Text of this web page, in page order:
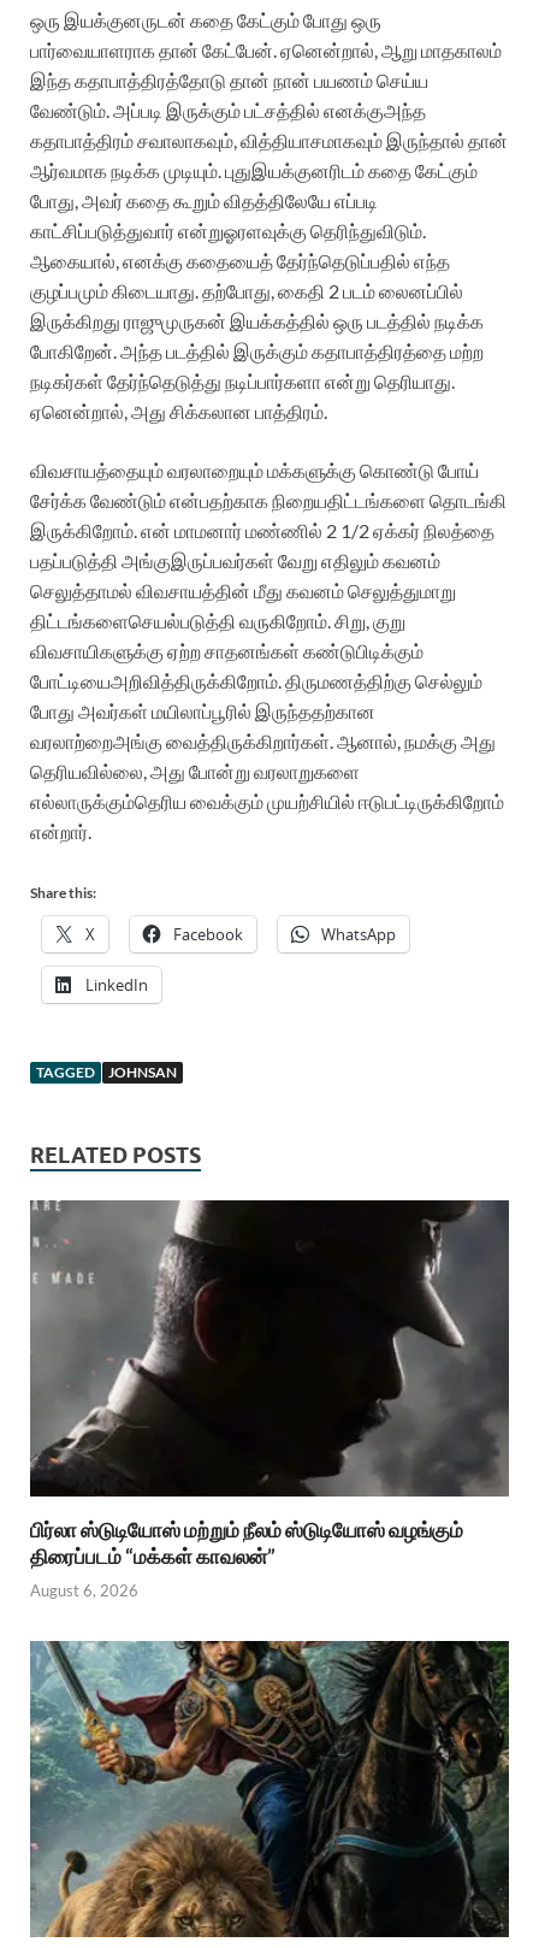
ஒரு இயக்குனருடன் கதைகேட்கும்போது ஒரு
பார்வையாளராகதான் கேட்பேன் ஏனென்றால் ஆறு மாதகாலம்
இந்தகதாபாத்திரத்தோடு தான் நான் பயணம்செய்ய
வேண்டும் அப்படி இருக்கும்பட்சத்தில் எனக்குஅந்த
கதாபாத்திரம்சவாலாகவும் வித்தியாசமாகவும் இருந்தால் தான்
ஆர்வமாகநடிக்கமுடியும் புதுஇயக்குனரிடம்கதைகேட்கும்
போது அவர்கதைகூறும்விதத்திலேயே எப்படி
காட்சிப்படுத்துவார்என்றுஓரளவுக்கு தெரிந்துவிடும்
ஆகையால் எனக்கு கதையைத்தேர்ந்தெடுப்பதில் எந்த
குழப்பமும்கிடையாது தற்போது கைதி 2படம்லைனப்பில்
இருக்கிறது ராஜுமுருகன் இயக்கத்தில் ஒரு படத்தில் நடிக்க
போகிறேன் அந்தபடத்தில் இருக்கும்கதாபாத்திரத்தைமற்ற
நடிகர்கள் தேர்ந்தெடுத்து நடிப்பார்களாஎன்று தெரியாது
ஏனென்றால் அது சிக்கலான பாத்திரம்
விவசாயத்தையும்வரலாறையும்மக்களுக்கு கொண்டு போய்
சேர்க்கவேண்டும்என்பதற்காகநிறையதிட்டங்களை தொடங்கி
இருக்கிறோம் என் மாமனார்மண்ணில் 2 1/2ஏக்கர்நிலத்தை
பதப்படுத்தி அங்குஇருப்பவர்கள் வேறு எதிலும்கவனம்
செலுத்தாமல் விவசாயத்தின் மீது கவனம்செலுத்துமாறு
திட்டங்களைசெயல்படுத்தி வருகிறோம் சிறு குறு
விவசாயிகளுக்கு ஏற்றசாதனங்கள் கண்டுபிடிக்கும்
போட்டியைஅறிவித்திருக்கிறோம் திருமணத்திற்கு செல்லும்
போது அவர்கள் மயிலாப்பூரில் இருந்ததற்கான
வரலாற்றைஅங்கு வைத்திருக்கிறார்கள் ஆனால் நமக்கு அது
தெரியவில்லை அது போன்று வரலாறுகளை
எல்லாருக்கும்தெரிய வைக்கும்முயற்சியில் ஈடுபட்டிருக்கிறோம்
என்றார்
Share this:
X Facebook WhatsApp
LinkedIn
TAGGED JOHNSAN
RELATED POSTS
பிர்லா ஸ்டுடியோஸ் மற்றும் நீலம் ஸ்டுடியோஸ் வழங்கும்
திரைப்படம் “மக்கள் காவலன்”
August 6, 2026